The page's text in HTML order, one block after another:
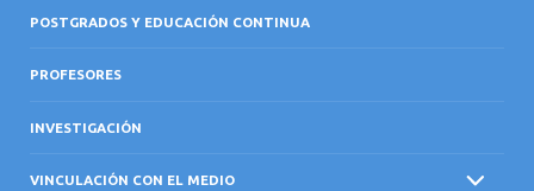
POSTGRADOS Y EDUCACIÓN CONTINUA
PROFESORES
INVESTIGACIÓN
VINCULACIÓN CON EL MEDIO